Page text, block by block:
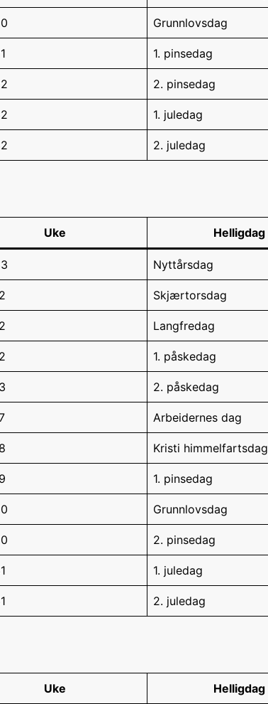
Grunnlovsdag
1. pinsedag
2. pinsedag
1. juledag
2. juledag
Uke Helligdag
Nyttårsdag
Skjærtorsdag
Langfredag
1. påskedag
2. påskedag
Arbeidernes dag
Kristi himmelfartsdag
1. pinsedag
Grunnlovsdag
2. pinsedag
1. juledag
2. juledag
Uke Helligdag